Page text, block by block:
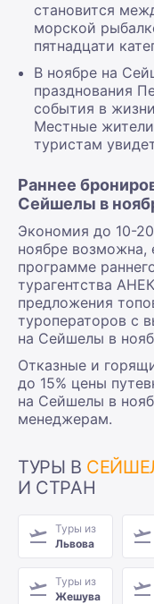
становится
морской
пятнадцати
В ноябре на
празднования
события в
Местные
туристам
Раннее
Сейшелы в
Экономия до 10-
ноябре возможна,
программе
турагентства
предложения
туроператоров с
на Сейшелы в
Отказные и
до 15% цены
на Сейшелы в
менеджерам.
ТУРЫ В
И СТРАН
Туры из
Львова
Туры из
Жешува